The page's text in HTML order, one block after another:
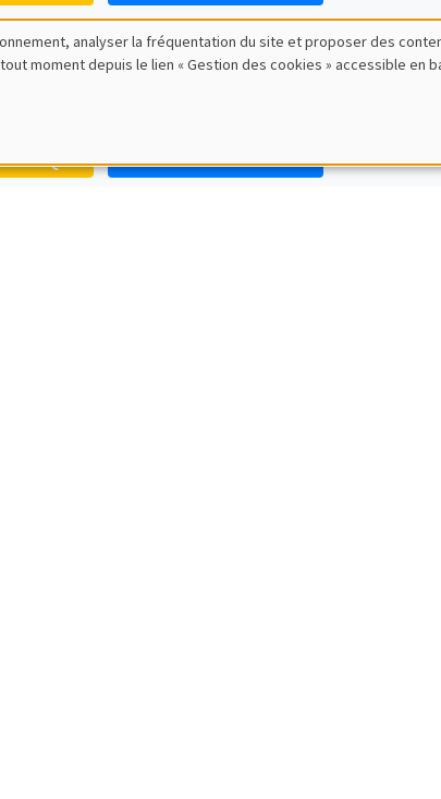
PUBLIC ECONOMICS SEMINAR
analyser la fréquentation du site et proposer des
moment depuis le lien « Gestion des cookies » accessible en